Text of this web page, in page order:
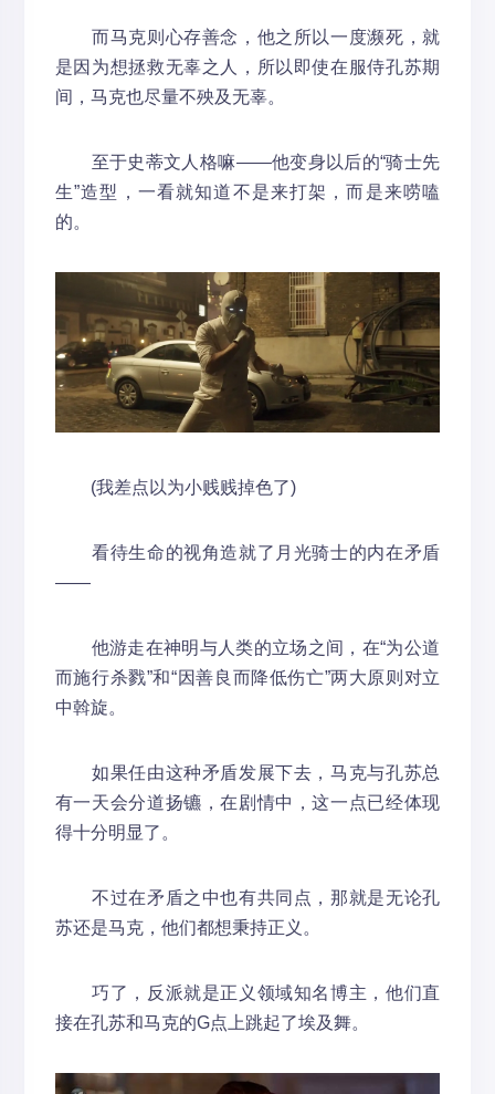
而马克则心存善念，他之所以一度濒死，就
是因为想拯救无辜之人，所以即使在服侍孔苏期
间，马克也尽量不殃及无辜。
至于史蒂文人格嘛——他变身以后的“骑士先
生”造型，一看就知道不是来打架，而是来唠嗑
的。
(我差点以为小贱贱掉色了)
看待生命的视角造就了月光骑士的内在矛盾
——
他游走在神明与人类的立场之间，在“为公道
而施行杀戮”和“因善良而降低伤亡”两大原则对立
中斡旋。
如果任由这种矛盾发展下去，马克与孔苏总
有一天会分道扬镳，在剧情中，这一点已经体现
得十分明显了。
不过在矛盾之中也有共同点，那就是无论孔
苏还是马克，他们都想秉持正义。
巧了，反派就是正义领域知名博主，他们直
接在孔苏和马克的G点上跳起了埃及舞。